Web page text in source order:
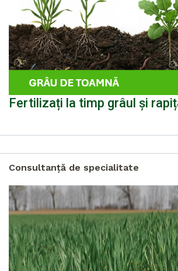
Fertilizați la timp grâul și
Consultanță de specialitate